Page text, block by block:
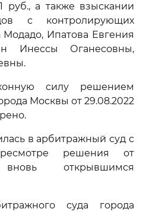
руб., а также взыскании
с контролирующих
Ипатова Евгения
Инессы Оганесовны,
силу решением
Москвы от 29.08.2022
в арбитражный суд с
решения от
открывшимся
суда города